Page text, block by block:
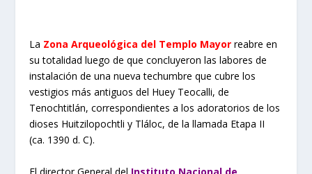
La Zona Arqueológica del Templo Mayor reabre en
su totalidad luego de que concluyeron las labores de
instalación de una nueva techumbre que cubre los
vestigios más antiguos del Huey Teocalli, de
Tenochtitlán, correspondientes a los adoratorios de los
dioses Huitzilopochtli y Tláloc, de la llamada Etapa II
(ca. 1390 d. C).